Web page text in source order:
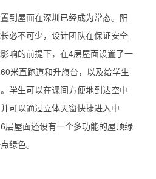
到屋面在深圳已经成为常态。阳
必不可少，设计团队在保证安全
响的前提下，在4层屋面设置了一
米直跑道和升旗台，以及给学生
学生可以在课间方便地到达空中
可以通过立体天窗快捷进入中
层屋面还设有一个多功能的屋顶绿
绿色。